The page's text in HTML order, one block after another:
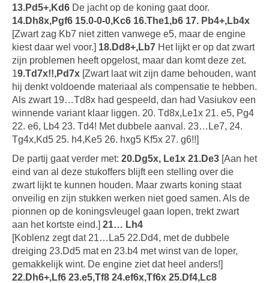
13.Pd5+,Kd6 De jacht op de koning gaat door.
14.Dh8x,Pgf6 15.0-0-0,Kc6 16.The1,b6 17. Pb4+,Lb4x
[Zwart zag Kb7 niet zitten vanwege e5, maar de engine
kiest daar wel voor.] 18.Dd8+,Lb7 Het lijkt er op dat zwart
zijn problemen heeft opgelost, maar dan komt deze zet.
19.Td7x!!,Pd7x [Zwart laat wit zijn dame behouden, want
hij denkt voldoende materiaal als compensatie te hebben.
Als zwart 19…Td8x had gespeeld, dan had Vasiukov een
winnende variant klaar liggen. 20. Td8x,Le1x 21. e5, Pg4
22. e6, Lb4 23. Td4! Met dubbele aanval. 23…Le7, 24.
Tg4x,Kd5 25. h4,Ke5 26. hxg5 Kf5x 27. g6!!]
De partij gaat verder met: 20.Dg5x, Le1x 21.De3 [Aan het
eind van al deze stukoffers blijft een stelling over die
zwart lijkt te kunnen houden. Maar zwarts koning staat
onveilig en zijn stukken werken niet goed samen. Als de
pionnen op de koningsvleugel gaan lopen, trekt zwart
aan het kortste eind.] 21… Lh4
[Koblenz zegt dat 21…La5 22.Dd4, met de dubbele
dreiging 23.Dd5 mat en 23.b4 met winst van de loper,
gemakkelijk wint. De engine ziet dat heel anders!]
22.Dh6+,Lf6 23.e5,Tf8 24.ef6x,Tf6x 25.Df4,Lc8